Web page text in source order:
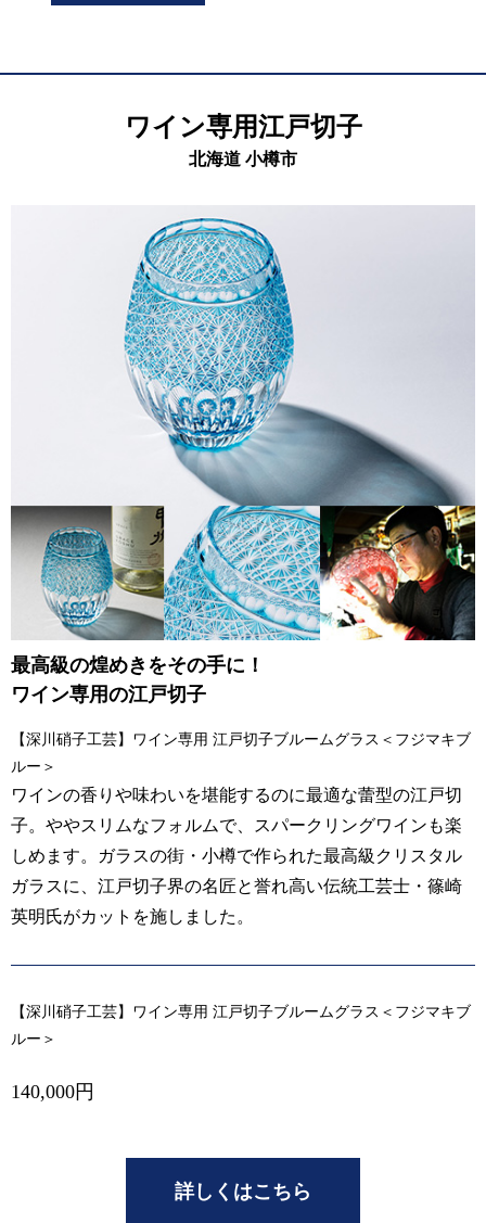
ワイン専⽤江戸切⼦
北海道 小樽市
最⾼級の煌めきをその手に！
ワイン専⽤の江戸切⼦
【深川硝子工芸】ワイン専用 江戸切子ブルームグラス＜フジマキブ
ルー＞
ワインの香りや味わいを堪能するのに最適な蕾型の江戸切
子。ややスリムなフォルムで、スパークリングワインも楽
しめます。ガラスの街・小樽で作られた最高級クリスタル
ガラスに、江戸切子界の名匠と誉れ高い伝統工芸士・篠崎
英明氏がカットを施しました。
【深川硝子工芸】ワイン専用 江戸切子ブルームグラス＜フジマキブ
ルー＞
140,000円
詳しくはこちら